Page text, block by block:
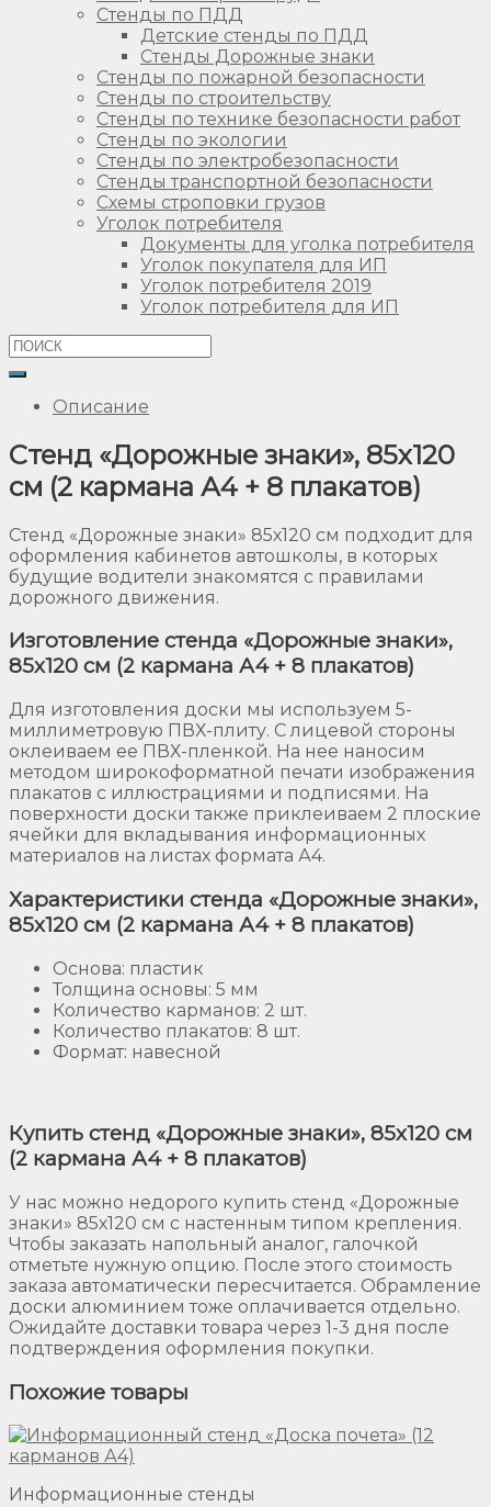
Стенды по ПДД
Детские стенды по ПДД
Стенды Дорожные знаки
Стенды по пожарной безопасности
Стенды по строительству
Стенды по технике безопасности работ
Стенды по экологии
Стенды по электробезопасности
Стенды транспортной безопасности
Схемы строповки грузов
Уголок потребителя
Документы для уголка потребителя
Уголок покупателя для ИП
Уголок потребителя 2019
Уголок потребителя для ИП
Описание
Стенд «Дорожные знаки», 85х120
см (2 кармана А4 + 8 плакатов)
Стенд «Дорожные знаки» 85х120 см подходит для
оформления кабинетов автошколы, в которых
будущие водители знакомятся с правилами
дорожного движения.
Изготовление стенда «Дорожные знаки»,
85х120 см (2 кармана А4 + 8 плакатов)
Для изготовления доски мы используем 5-
миллиметровую ПВХ-плиту. С лицевой стороны
оклеиваем ее ПВХ-пленкой. На нее наносим
методом широкоформатной печати изображения
плакатов с иллюстрациями и подписями. На
поверхности доски также приклеиваем 2 плоские
ячейки для вкладывания информационных
материалов на листах формата А4.
Характеристики стенда «Дорожные знаки»,
85х120 см (2 кармана А4 + 8 плакатов)
Основа: пластик
Толщина основы: 5 мм
Количество карманов: 2 шт.
Количество плакатов: 8 шт.
Формат: навесной
Купить стенд «Дорожные знаки», 85х120 см
(2 кармана А4 + 8 плакатов)
У нас можно недорого купить стенд «Дорожные
знаки» 85х120 см с настенным типом крепления.
Чтобы заказать напольный аналог, галочкой
отметьте нужную опцию. После этого стоимость
заказа автоматически пересчитается. Обрамление
доски алюминием тоже оплачивается отдельно.
Ожидайте доставки товара через 1-3 дня после
подтверждения оформления покупки.
Похожие товары
Информационные стенды